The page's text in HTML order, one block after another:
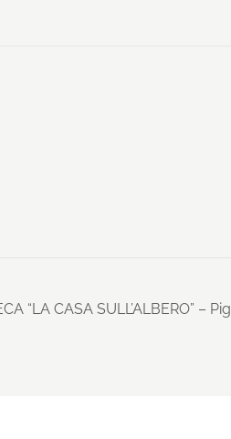
“LA CASA SULL’ALBERO” –